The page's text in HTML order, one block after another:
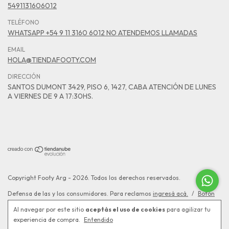
Al navegar por este sitio aceptás el uso de cookies para agilizar tu
experiencia de compra. Entendido
5491131606012
TELÉFONO
WHATSAPP +54 9 11 3160 6012 NO ATENDEMOS LLAMADAS
EMAIL
HOLA@TIENDAFOOTY.COM
DIRECCIÓN
SANTOS DUMONT 3429, PISO 6, 1427, CABA ATENCIÓN DE LUNES
A VIERNES DE 9 A 17:30HS.
Copyright Footy Arg - 2026. Todos los derechos reservados.
Defensa de las y los consumidores. Para reclamos ingresá acá. / Botón
de arrepentimiento